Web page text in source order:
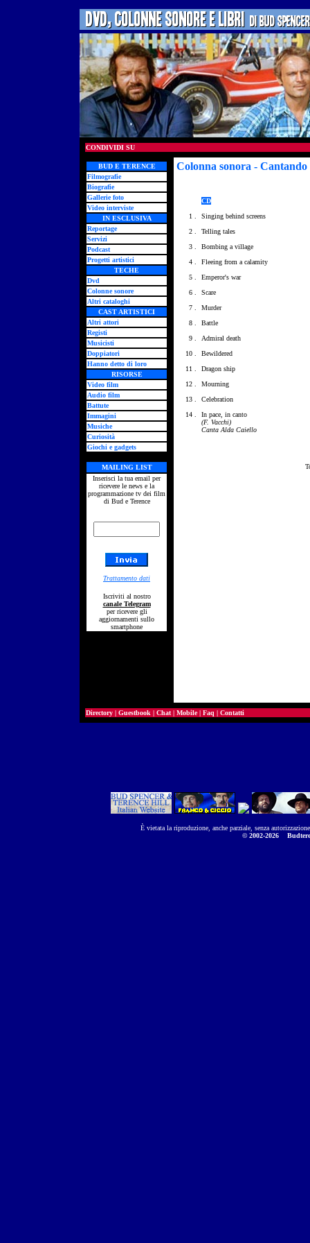
CONDIVIDI SU
BUD E TERENCE
Filmografie
Biografie
Gallerie foto
Video interviste
IN ESCLUSIVA
Reportage
Servizi
Podcast
Progetti artistici
TECHE
Dvd
Colonne sonore
Altri cataloghi
CAST ARTISTICI
Altri attori
Registi
Musicisti
Doppiatori
Hanno detto di loro
RISORSE
Video film
Audio film
Battute
Immagini
Musiche
Curiosità
Giochi e gadgets
MAILING LIST
Inserisci la tua email per
ricevere le news e la
programmazione tv dei film
di Bud e Terence
Trattamento dati
Iscriviti al nostro
canale Telegram
per ricevere gli
aggiornamenti sullo
smartphone
Colonna sonora -
1 .
2 .
3 .
4 .
5 .
6 .
7 .
8 .
9 .
10 .
11 .
12 .
13 .
14 .
CD
Singing behind screens
Telling tales
Bombing a village
Fleeing from a calamity
Emperor's war
Scare
Murder
Battle
Admiral death
Bewildered
Dragon ship
Mourning
Celebration
In pace, in canto
(F. Vacchi)
Canta Alda Caiello
Directory | Guestbook | Chat | Mobile| Faq | Contatti
È vietata la riproduzione, anche parziale, senza
© 2002-2026